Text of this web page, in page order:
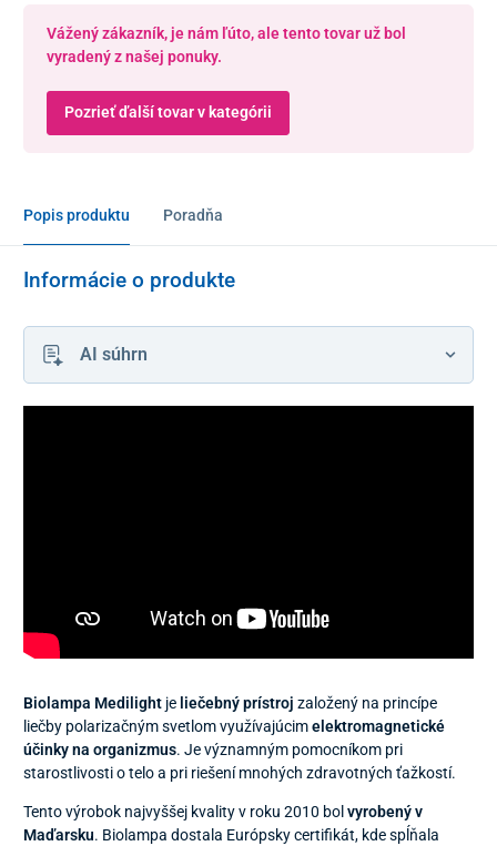
Vážený zákazník, je nám ľúto, ale tento tovar už bol
vyradený z našej ponuky.
Pozrieť ďalší tovar v kategórii
Popis produktu Poradňa
Informácie o produkte
AI súhrn
Biolampa Medilight je liečebný prístroj založený na princípe
liečby polarizačným svetlom využívajúcimelektromagnetické
účinky na organizmus. Je významným pomocníkom pri
starostlivosti o telo a pri riešení mnohých zdravotných ťažkostí.
Tento výrobok najvyššej kvality v roku 2010 bol vyrobený v
Maďarsku. Biolampa dostala Európsky certifikát, kde spĺňala